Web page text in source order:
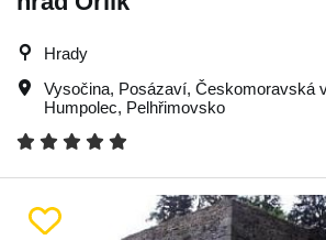
Hrady
Vysočina, Posázaví, Českomoravská
Humpolec, Pelhřimovsko